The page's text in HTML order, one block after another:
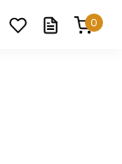
0